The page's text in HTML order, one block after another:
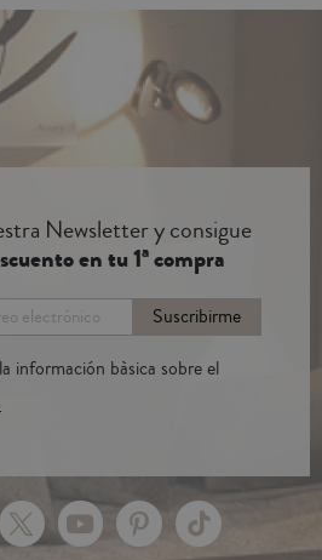
Newsletter y consigue
en tu 1ª compra
Suscribirme
información bàsica sobre el